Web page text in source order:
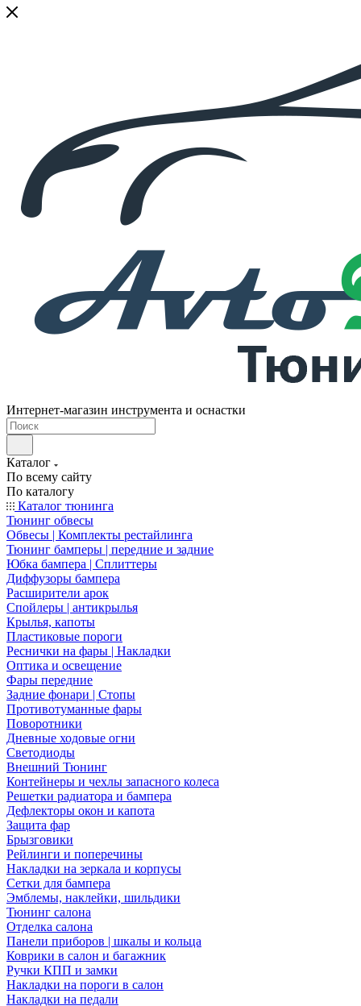
Интернет-магазин инструмента и оснастки
Каталог
По всему сайту
По каталогу
Каталог тюнинга
Тюнинг обвесы
Обвесы | Комплекты рестайлинга
Тюнинг бамперы | передние и задние
Юбка бампера | Сплиттеры
Диффузоры бампера
Расширители арок
Спойлеры | антикрылья
Крылья, капоты
Пластиковые пороги
Реснички на фары | Накладки
Оптика и освещение
Фары передние
Задние фонари | Стопы
Противотуманные фары
Поворотники
Дневные ходовые огни
Светодиоды
Внешний Тюнинг
Контейнеры и чехлы запасного колеса
Решетки радиатора и бампера
Дефлекторы окон и капота
Защита фар
Брызговики
Рейлинги и поперечины
Накладки на зеркала и корпусы
Сетки для бампера
Эмблемы, наклейки, шильдики
Тюнинг салона
Отделка салона
Панели приборов | шкалы и кольца
Коврики в салон и багажник
Ручки КПП и замки
Накладки на пороги в салон
Накладки на педали